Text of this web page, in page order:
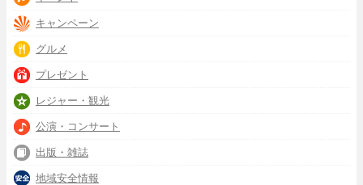
キャンペーン
グルメ
プレゼント
レジャー・観光
公演・コンサート
出版・雑誌
地域安全情報